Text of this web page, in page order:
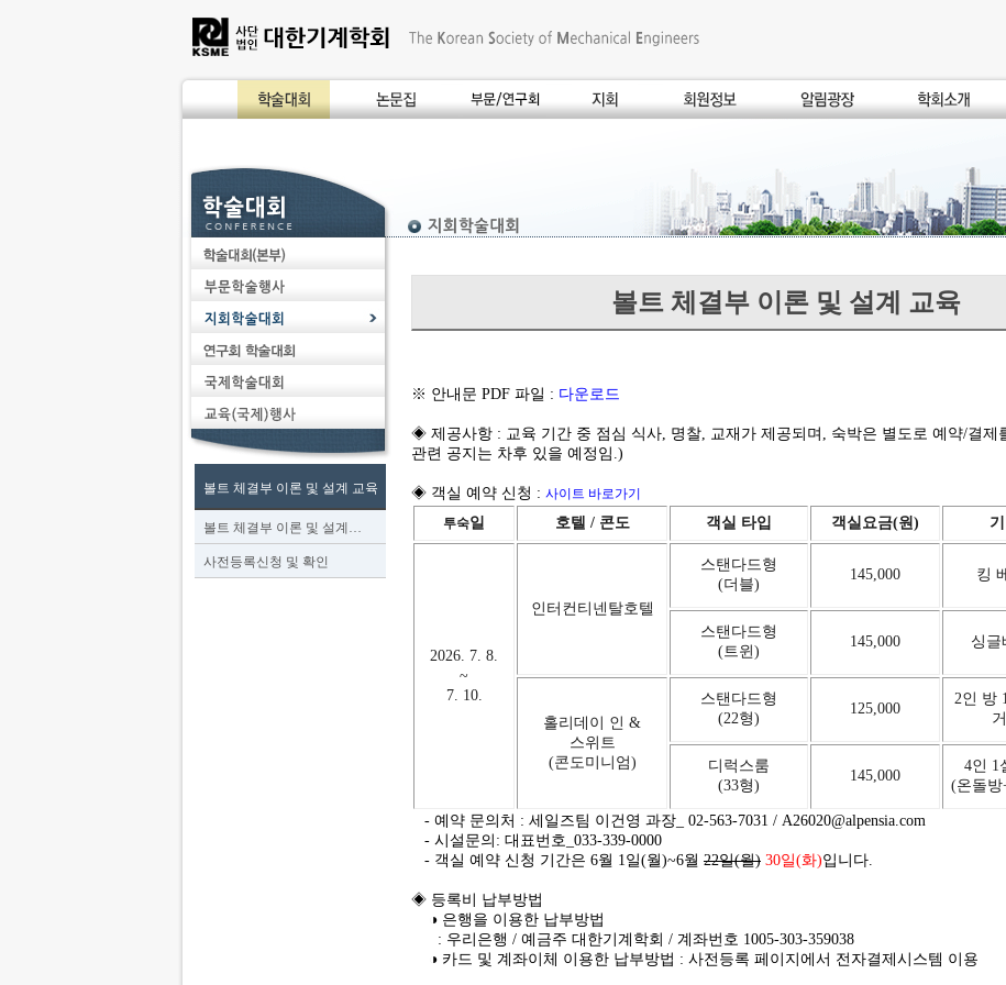
볼트 체결부 이론 및 설계 교육
볼트 체결부 이론 및 설계…
사전등록신청 및 확인
볼트 체결부 이론 및 설계 교육
※ 안내문 PDF 파일 : 다운로드
◈ 제공사항 : 교육 기간 중 점심 식사, 명찰, 교재가 제공되며, 숙박은 별도로 예약/결제
관련 공지는 차후 있을 예정임.)
◈ 객실 예약 신청 : 사이트 바로가기
투숙일 호텔 / 콘도 객실 타입 객실요금(원)
2026. 7. 8.
~
7. 10.
인터컨티넨탈호텔
스탠다드형
(더블)
145,000 킹
스탠다드형
(트윈)
145,000 싱글
홀리데이 인 &
스위트
(콘도미니엄)
스탠다드형
(22형)
125,000
2인 방
디럭스룸
(33형)
145,000
4인 1
(온돌방
- 예약 문의처 : 세일즈팀 이건영 과장_ 02-563-7031 / A26020@alpensia.com
- 시설문의: 대표번호_033-339-0000
- 객실 예약 신청 기간은 6월 1일(월)~6월 22일(월) 30일(화)입니다.
◈ 등록비 납부방법
◑ 은행을 이용한 납부방법
: 우리은행 / 예금주 대한기계학회 / 계좌번호 1005-303-359038
◑ 카드 및 계좌이체 이용한 납부방법 : 사전등록 페이지에서 전자결제시스템 이용